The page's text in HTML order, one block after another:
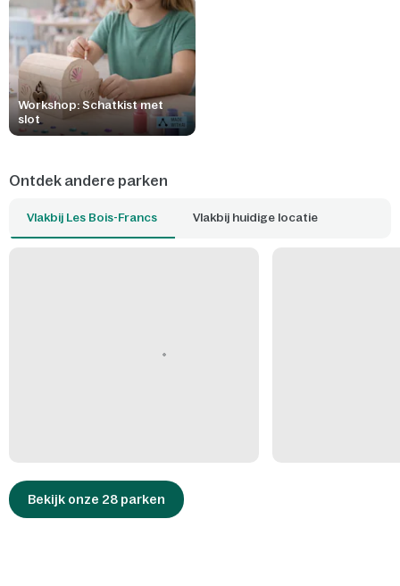
Workshop: Schatkist met
slot
Ontdek andere parken
Vlakbij Les Bois-Francs Vlakbij huidige locatie
Bekijk onze 28 parken